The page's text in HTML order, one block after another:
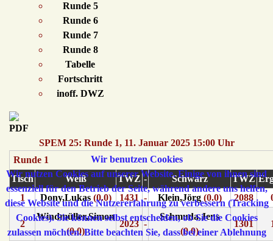
Runde 5
Runde 6
Runde 7
Runde 8
Tabelle
Fortschritt
inoff. DWZ
SPEM 25: Runde 1, 11. Januar 2025 15:00 Uhr
Runde 1
Tisch
Weiß TWZ - Schwarz TWZ
1
Dony,Lukas(0.0) 1431 - Klein,Jörg(0.0) 2088
2
Windmüller,Simon
(0.0)
2023 -
Schmuda,Jens
(0.0)
1301
Wir benutzen Cookies
Wir nutzen Cookies auf unserer Website. Einige von ihnen sind
essenziell für den Betrieb der Seite, während andere uns helfen,
diese Website und die Nutzererfahrung zu verbessern (Tracking
Cookies). Sie können selbst entscheiden, ob Sie die Cookies
zulassen möchten. Bitte beachten Sie, dass bei einer Ablehnung